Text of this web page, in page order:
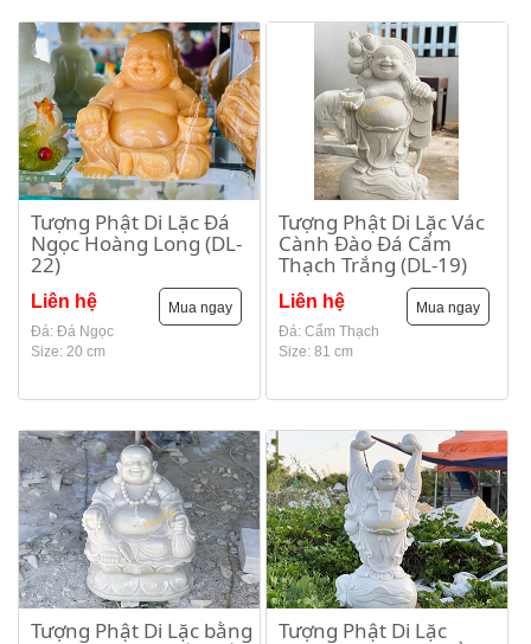
Tượng Phật Di Lặc Đá
Ngọc Hoàng Long (DL-
22)
Liên hệ
Đá: Đá Ngọc
Size: 20 cm
Mua ngay
Tượng Phật Di Lặc Vác
Cành Đào Đá Cẩm
Thạch Trắng (DL-19)
Liên hệ
Đá: Cẩm Thạch
Size: 81 cm
Mua ngay
Tượng Phật Di Lặc bằng Tượng Phật Di Lặc